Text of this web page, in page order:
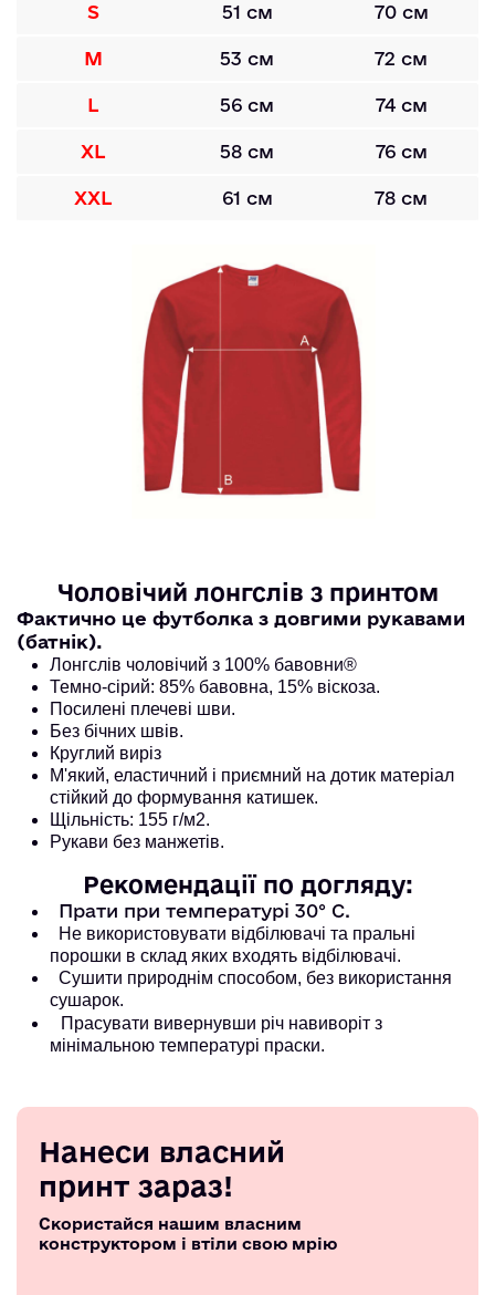
S 51 см 70 см
M 53 см 72 см
L 56 см 74 см
XL 58 см 76 см
XXL 61 см 78 см
Чоловічий лонгслів з принтом
Фактично це футболка з довгими рукавами
(батнік).
Лонгслів чоловічий з 100% бавовни®
Темно-сірий: 85% бавовна, 15% віскоза.
Посилені плечеві шви.
Без бічних швів.
Круглий виріз
М'який, еластичний і приємний на дотик матеріал
стійкий до формування катишек.
Щільність: 155 г/м2.
Рукави без манжетів.
Рекомендації по догляду:
Прати при температурі 30° С.
Не використовувати відбілювачі та пральні
порошки в склад яких входять відбілювачі.
Сушити природнім способом, без використання
сушарок.
Прасувати вивернувши річ навиворіт з
мінімальною температурі праски.
Нанеси власний
принт зараз!
Скористайся нашим власним
конструктором і втіли свою мрію